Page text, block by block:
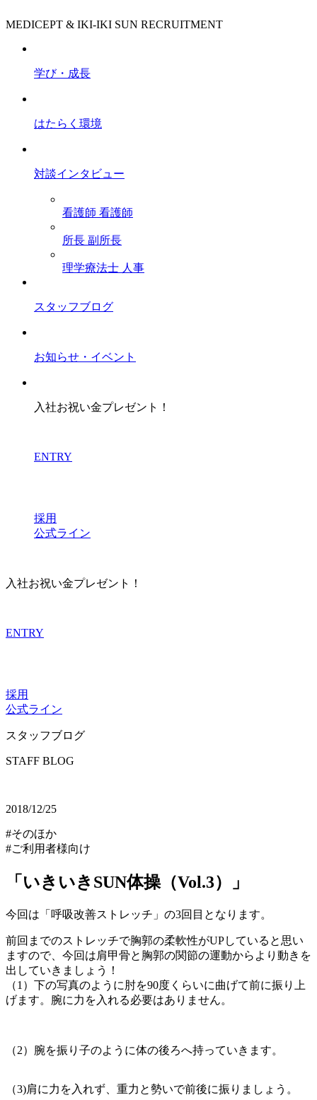
MEDICEPT & IKI-IKI SUN RECRUITMENT
学び・成長
はたらく環境
対談インタビュー
看護師 看護師
所長 副所長
理学療法士 人事
スタッフブログ
お知らせ・イベント
入社お祝い金プレゼント！
ENTRY
採用
公式ライン
入社お祝い金プレゼント！
ENTRY
採用
公式ライン
スタッフブログ
STAFF BLOG
2018/12/25
#そのほか
#ご利用者様向け
「いきいきSUN体操（Vol.3）」
今回は「呼吸改善ストレッチ」の3回目となります。
前回までのストレッチで胸郭の柔軟性がUPしていると思い
ますので、今回は肩甲骨と胸郭の関節の運動からより動きを
出していきましょう！
（1）下の写真のように肘を90度くらいに曲げて前に振り上
げます。腕に力を入れる必要はありません。
（2）腕を振り子のように体の後ろへ持っていきます。
（3)肩に力を入れず、重力と勢いで前後に振りましょう。